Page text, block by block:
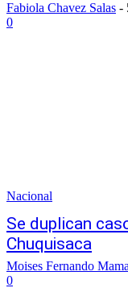
Fabiola Chavez Salas -
0
Nacional
Se duplican
Chuquisaca
Moises Fernando
0